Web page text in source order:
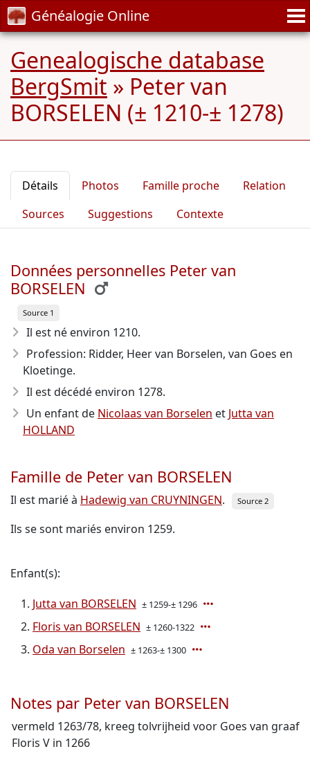
Généalogie Online
Genealogische database
BergSmit » Peter van
BORSELEN (± 1210-± 1278)
Détails Photos Famille proche
Relation
Sources
Suggestions Contexte
Données personnelles Peter van
BORSELEN
Source 1
Il est né environ 1210.
Profession: Ridder, Heer van Borselen, van Goes en
Kloetinge.
Il est décédé environ 1278.
Un enfant de Nicolaas van Borselen et Jutta van
HOLLAND
Famille de Peter van BORSELEN
Il est marié à Hadewig van CRUYNINGEN. Source 2
Ils se sont mariés environ 1259.
Enfant(s):
Jutta van BORSELEN ± 1259-± 1296
Floris van BORSELEN ± 1260-1322
Oda van Borselen ± 1263-± 1300
Notes par Peter van BORSELEN
vermeld 1263/78, kreeg tolvrijheid voor Goes van graaf
Floris V in 1266